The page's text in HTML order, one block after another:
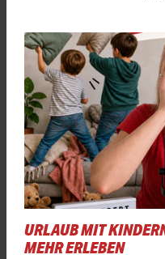
URLAUB MIT
MEHR ERLEBEN